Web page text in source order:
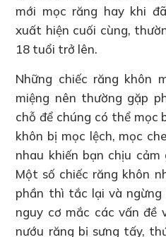
mới mọc răng hay khi
xuất hiện cuối cùng,
18 tuổi trở lên.
Những chiếc răng khôn
miệng nên thường gặp
chỗ để chúng có thể mọc
khôn bị mọc lệch, mọc
nhau khiến bạn chịu
Một số chiếc răng khôn
phần thì tắc lại và
nguy cơ mắc các vấn đề
nướu răng bị sưng tấy,